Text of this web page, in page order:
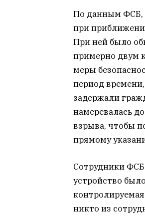
По данным ФСБ,
при
При ней было
примерно двум
меры
период
задержали
намеревалась
взрыва, чтобы
прямому
Сотрудники
устройство
никто из